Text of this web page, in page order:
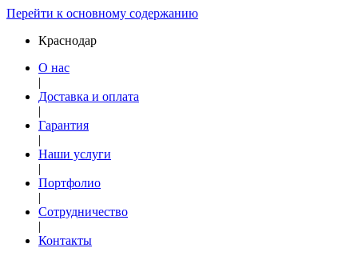
Перейти к основному содержанию
Краснодар
О нас
|
Доставка и оплата
|
Гарантия
|
Наши услуги
|
Портфолио
|
Сотрудничество
|
Контакты